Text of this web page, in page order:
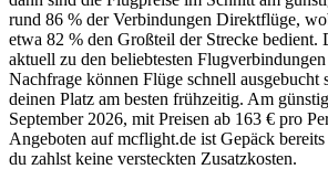
rund 86 % der Verbindungen Direktflüge,
etwa 82 % den Großteil der Strecke bedient.
aktuell zu den beliebtesten
Nachfrage können Flüge schnell ausgebucht
deinen Platz am besten frühzeitig. Am
September 2026, mit Preisen ab 163 € pro
Angeboten auf mcflight.de ist Gepäck
du zahlst keine versteckten Zusatzkosten.